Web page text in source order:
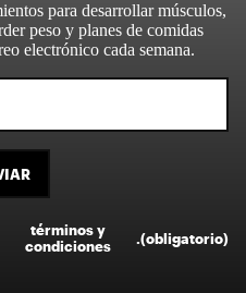
para desarrollar músculos,
peso y planes de comidas
electrónico cada semana.
términos y
condiciones
(obligatorio)